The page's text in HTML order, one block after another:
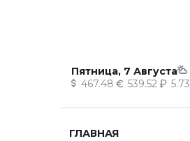
Пятница, 7 Августа
467.48 539.52 5.73
ГЛАВНАЯ